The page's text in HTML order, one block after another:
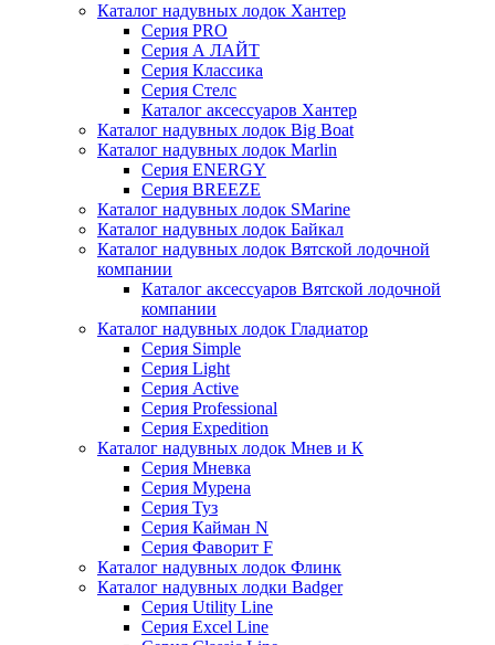
Каталог надувных лодок Хантер
Серия PRO
Серия А ЛАЙТ
Серия Классика
Серия Стелс
Каталог аксессуаров Хантер
Каталог надувных лодок Big Boat
Каталог надувных лодок Marlin
Серия ENERGY
Серия BREEZE
Каталог надувных лодок SMarine
Каталог надувных лодок Байкал
Каталог надувных лодок Вятской лодочной
компании
Каталог аксессуаров Вятской лодочной
компании
Каталог надувных лодок Гладиатор
Серия Simple
Серия Light
Серия Active
Серия Professional
Серия Expedition
Каталог надувных лодок Мнев и К
Серия Мневка
Серия Мурена
Серия Туз
Серия Кайман N
Серия Фаворит F
Каталог надувных лодок Флинк
Каталог надувных лодки Badger
Серия Utility Line
Серия Excel Line